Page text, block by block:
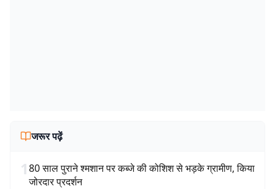
जरूर पढ़ें
180 साल पुराने श्मशान पर कब्जे की कोशिश से भड़के ग्रामीण, किया
जोरदार प्रदर्शन